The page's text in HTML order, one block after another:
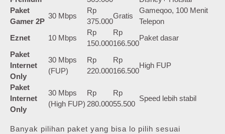
Paket
Gamer 2P
30 Mbps
Rp
375.000
Gratis
Gameqoo, 100 Menit
Telepon
Eznet
10 Mbps
Rp
150.000
Rp
166.500
Paket dasar
Paket
Internet
Only
30 Mbps
(FUP)
Rp
220.000
Rp
166.500
High FUP
Paket
Internet
Only
30 Mbps
(High FUP)
Rp
280.000
Rp
55.500
Speed lebih stabil
Banyak pilihan paket yang bisa lo pilih sesuai